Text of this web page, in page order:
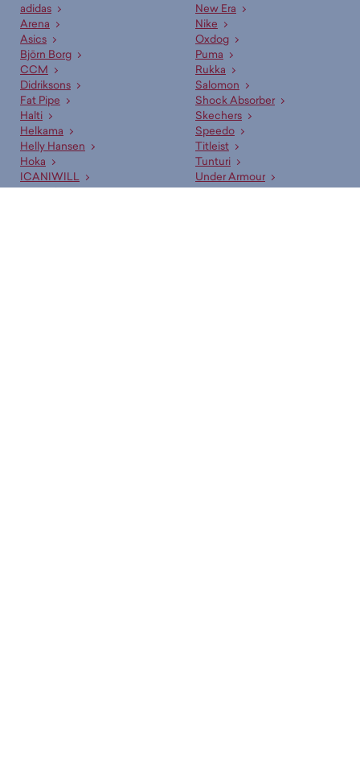
adidas
Arena
Asics
Björn Borg
CCM
Didriksons
Fat Pipe
Halti
Helkama
Helly Hansen
Hoka
ICANIWILL
Icepeak
New Era
Nike
Oxdog
Puma
Rukka
Salomon
Shock Absorber
Skechers
Speedo
Titleist
Tunturi
Under Armour
Vans